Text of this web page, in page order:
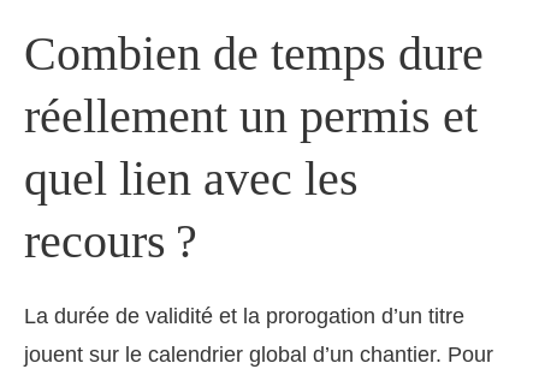
Combien de temps dure
réellement un permis et
quel lien avec les
recours ?
La durée de validité et la prorogation d’un titre
jouent sur le calendrier global d’un chantier. Pour